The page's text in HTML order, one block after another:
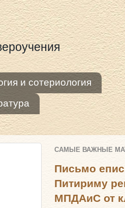
и сотериология
САМЫЕ ВАЖНЫЕ
Письмо
Питириму
МПДАиС от